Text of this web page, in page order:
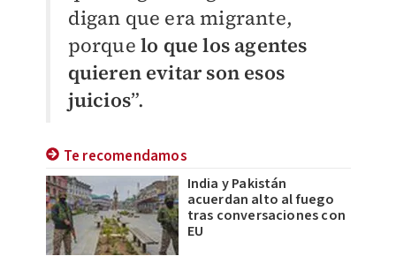
digan que era migrante,
porque lo que los agentes
quieren evitar son esos
juicios”.
Te recomendamos
India y Pakistán
acuerdan alto al fuego
tras conversaciones con
EU